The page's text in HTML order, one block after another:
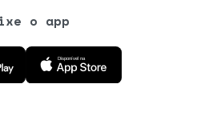
o app
na Google Play Store
Baixe o aplicativo na App Store